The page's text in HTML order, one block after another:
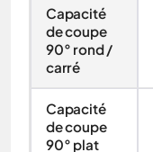
Capacité
de coupe
90° rond /
carré
Capacité
de coupe
90° plat